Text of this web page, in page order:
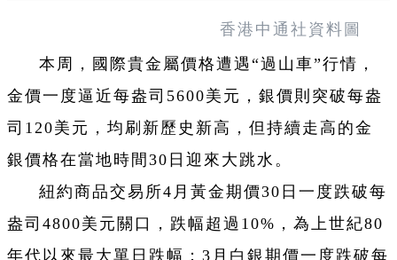
香港中通社資料圖
本周，國際貴金屬價格遭遇“過山車”行情，
金價一度逼近每盎司5600美元，銀價則突破每盎
司120美元，均刷新歷史新高，但持續走高的金
銀價格在當地時間30日迎來大跳水。
紐約商品交易所4月黃金期價30日一度跌破每
盎司4800美元關口，跌幅超過10%，為上世紀80
年代以來最大單日跌幅；3月白銀期價一度跌破每